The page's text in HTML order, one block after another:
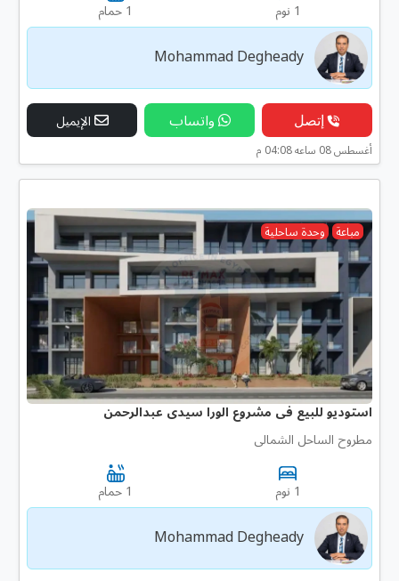
1 نوم 1 حمام
Mohammad Degheady
إتصل واتساب الإيميل
أغسطس 08 ساعه 04:08 م
مباعة وحدة ساحلية
استوديو للبيع فى مشروع الورا سيدى عبدالرحمن
مطروح الساحل الشمالى
1 نوم 1 حمام
Mohammad Degheady